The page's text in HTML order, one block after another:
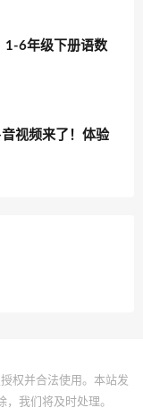
1-6年级下册语数
视频来了！体验
权并合法使用。本站发
我们将及时处理。